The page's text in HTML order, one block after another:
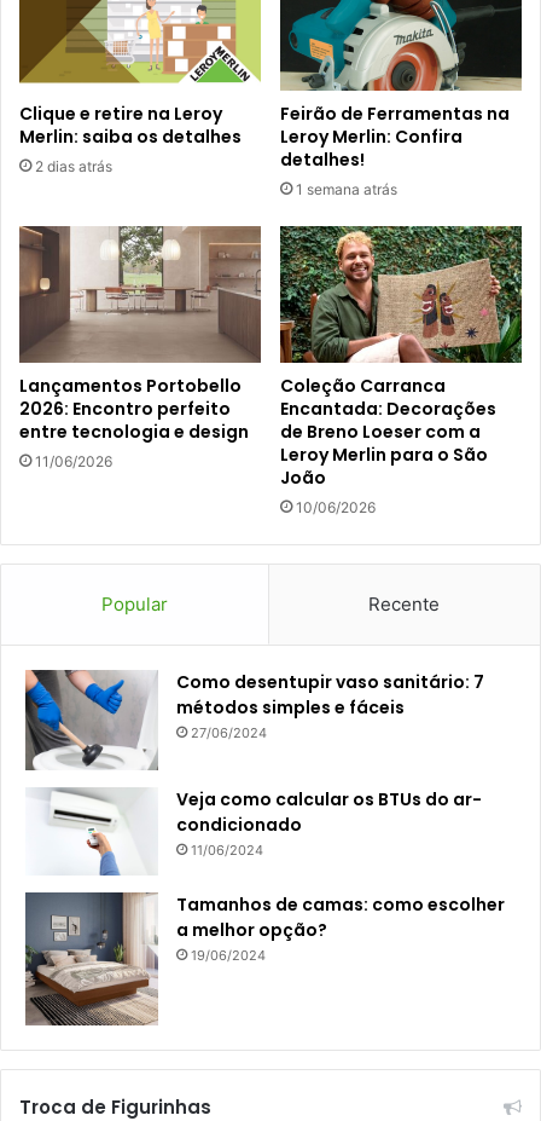
Clique e retire na Leroy
Merlin: saiba os detalhes
2 dias atrás
Feirão de Ferramentas na
Leroy Merlin: Confira
detalhes!
1 semana atrás
Lançamentos Portobello
2026: Encontro perfeito
entre tecnologia e design
11/06/2026
Coleção Carranca
Encantada: Decorações
de Breno Loeser com a
Leroy Merlin para o São
João
10/06/2026
Popular Recente
Como desentupir vaso sanitário: 7
métodos simples e fáceis
27/06/2024
Veja como calcular os BTUs do ar-
condicionado
11/06/2024
Tamanhos de camas: como escolher
a melhor opção?
19/06/2024
Troca de Figurinhas